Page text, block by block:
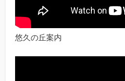
悠久の丘案内